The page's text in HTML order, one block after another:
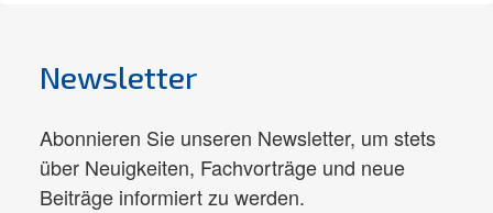
Newsletter
Abonnieren Sie unseren Newsletter, um stets
über Neuigkeiten, Fachvorträge und neue
Beiträge informiert zu werden.